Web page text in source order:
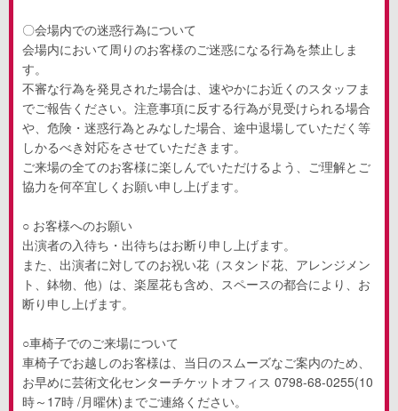
〇会場内での迷惑行為について
会場内において周りのお客様のご迷惑になる行為を禁止しま
す。
不審な行為を発見された場合は、速やかにお近くのスタッフま
でご報告ください。注意事項に反する行為が見受けられる場合
や、危険・迷惑行為とみなした場合、途中退場していただく等
しかるべき対応をさせていただきます。
ご来場の全てのお客様に楽しんでいただけるよう、ご理解とご
協力を何卒宜しくお願い申し上げます。
○ お客様へのお願い
出演者の入待ち・出待ちはお断り申し上げます。
また、出演者に対してのお祝い花（スタンド花、アレンジメン
ト、鉢物、他）は、楽屋花も含め、スペースの都合により、お
断り申し上げます。
○車椅子でのご来場について
車椅子でお越しのお客様は、当日のスムーズなご案内のため、
お早めに芸術文化センターチケットオフィス 0798-68-0255(10
時～17時 /月曜休)までご連絡ください。